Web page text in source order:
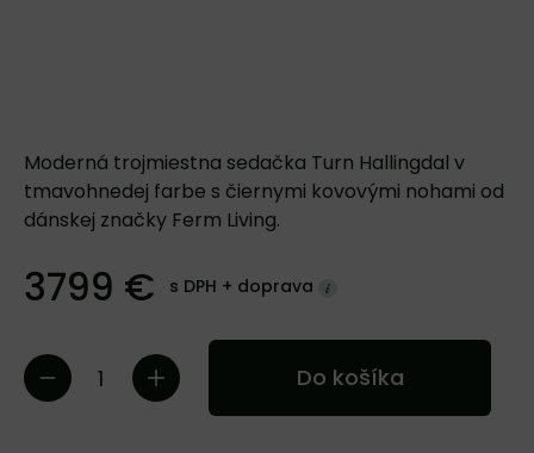
Moderná trojmiestna sedačka Turn Hallingdal v
tmavohnedej farbe s čiernymi kovovými nohami od
dánskej značky Ferm Living.
3799 € s DPH + doprava
Do košíka